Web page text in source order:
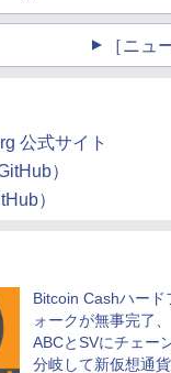
［ニュ
公式サイト
）
）
Bitcoin Cashハード
ォークが無事完了、
ABCとSVにチェー
分岐して新仮想通